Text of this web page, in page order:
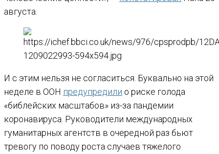
августа.
И с этим нельзя не согласиться. Буквально на этой
неделе в ООН предупредили о риске голода
«библейских масштабов» из-за пандемии
коронавируса. Руководители международных
гуманитарных агентств в очередной раз бьют
тревогу по поводу роста случаев тяжелого